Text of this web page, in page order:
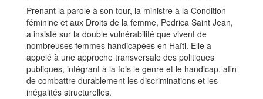
Prenant la parole à son tour, la ministre à la Condition
féminine et aux Droits de la femme, Pedrica Saint Jean,
a insisté sur la double vulnérabilité que vivent de
nombreuses femmes handicapées en Haïti. Elle a
appelé à une approche transversale des politiques
publiques, intégrant à la fois le genre et le handicap, afin
de combattre durablement les discriminations et les
inégalités structurelles.